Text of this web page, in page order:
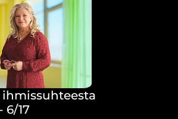
ihmissuhteesta
17